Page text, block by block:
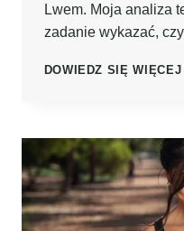
Lwem. Moja analiza
zadanie wykazać,
DOWIEDZ SIĘ WIĘCEJ